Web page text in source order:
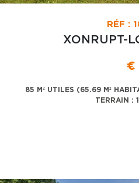
RÉF :
XONRUPT-
€
85 M² UTILES (65.69 M²
TERRAIN :